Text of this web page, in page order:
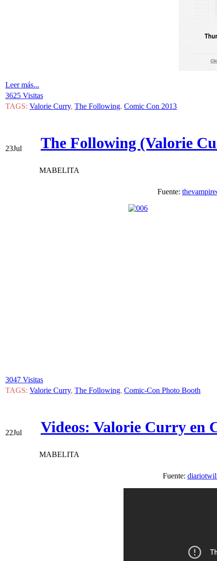
Leer más...
3625 Visitas
TAGS: Valorie Curry, The Following, Comic Con 2013
23Jul The Following (Valorie
MABELITA
Fuente:
3047 Visitas
TAGS: Valorie Curry, The Following, Comic-Con Photo Booth
22Jul Videos: Valorie Curry en
MABELITA
Fuente: